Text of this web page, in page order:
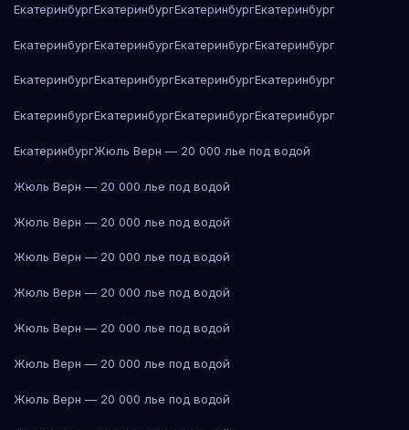
ЕкатеринбургЕкатеринбургЕкатеринбургЕкатеринбург
ЕкатеринбургЕкатеринбургЕкатеринбургЕкатеринбург
ЕкатеринбургЕкатеринбургЕкатеринбургЕкатеринбург
ЕкатеринбургЕкатеринбургЕкатеринбургЕкатеринбург
ЕкатеринбургЖюль Верн — 20 000 лье под водой
Жюль Верн — 20 000 лье под водой
Жюль Верн — 20 000 лье под водой
Жюль Верн — 20 000 лье под водой
Жюль Верн — 20 000 лье под водой
Жюль Верн — 20 000 лье под водой
Жюль Верн — 20 000 лье под водой
Жюль Верн — 20 000 лье под водой